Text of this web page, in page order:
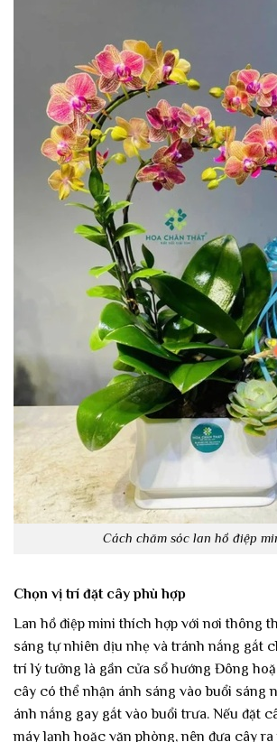
Cách chăm sóc lan hồ điệp
Chọn vị trí đặt cây phù hợp
Lan hồ điệp mini thích hợp với nơi thông
sáng tự nhiên dịu nhẹ và tránh nắng gắt
trí lý tưởng là gần cửa sổ hướng Đông
cây có thể nhận ánh sáng vào buổi sáng
ánh nắng gay gắt vào buổi trưa. Nếu đặt
máy lạnh hoặc văn phòng, nên đưa cây